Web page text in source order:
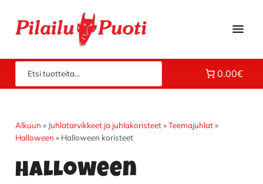
pääsisältöön
ensisijaiseen
sivupalkkiin
alatunnisteeseen
Pilailupuoti
Piloilla
Klikkaa
ja
valikoimaamme!
0.00€
Alkuun » Juhlatarvikkeet ja juhlakoristeet»Teemajuhlat»
Halloween » Halloween koristeet
Halloween